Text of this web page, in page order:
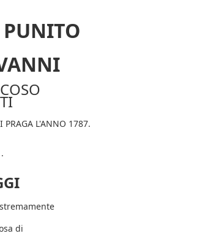
PRAGA L'ANNO 1787.
.
di